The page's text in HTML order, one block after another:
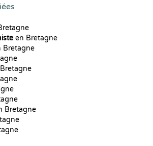
en Bretagne
Bretagne
Bretagne